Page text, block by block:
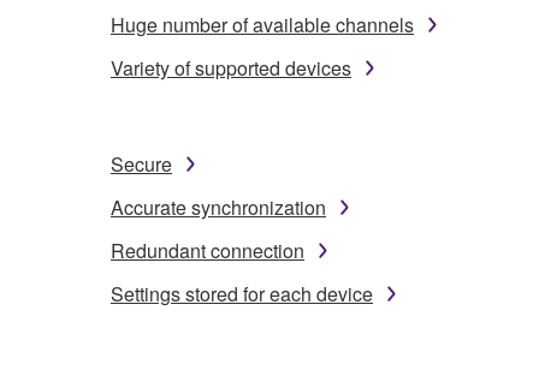
Huge number of available channels
Variety of supported devices
Secure
Accurate synchronization
Redundant connection
Settings stored for each device